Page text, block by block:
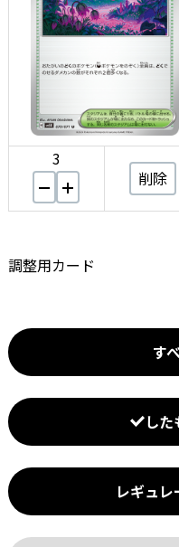
3
削除
調整用カード
す
し
レギュ